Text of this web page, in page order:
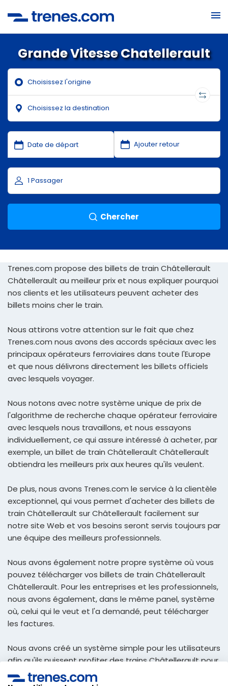
Grande Vitesse Chatellerault
Chercher
Trenes.com propose des billets de train Châtellerault
Châtellerault au meilleur prix et nous expliquer pourquoi
nos clients et les utilisateurs peuvent acheter des
billets moins cher le train.
Nous attirons votre attention sur le fait que chez
Trenes.com nous avons des accords spéciaux avec les
principaux opérateurs ferroviaires dans toute l'Europe
et que nous délivrons directement les billets officiels
avec lesquels voyager.
Nous notons avec notre système unique de prix de
l'algorithme de recherche chaque opérateur ferroviaire
avec lesquels nous travaillons, et nous essayons
individuellement, ce qui assure intéressé à acheter, par
exemple, un billet de train Châtellerault Châtellerault
obtiendra les meilleurs prix aux heures qu'ils veulent.
De plus, nous avons Trenes.com le service à la clientèle
exceptionnel, qui vous permet d'acheter des billets de
train Châtellerault sur Châtellerault facilement sur
notre site Web et vos besoins seront servis toujours par
une équipe des meilleurs professionnels.
Nous avons également notre propre système où vous
pouvez télécharger vos billets de train Châtellerault
Châtellerault. Pour les entreprises et les professionnels,
nous avons également, dans le même panel, système
où, celui qui le veut et l'a demandé, peut télécharger
les factures.
Nous avons créé un système simple pour les utilisateurs
afin qu'ils puissent profiter des trains Châtellerault pour
Châtellerault au meilleur prix et recevoir dans votre e-